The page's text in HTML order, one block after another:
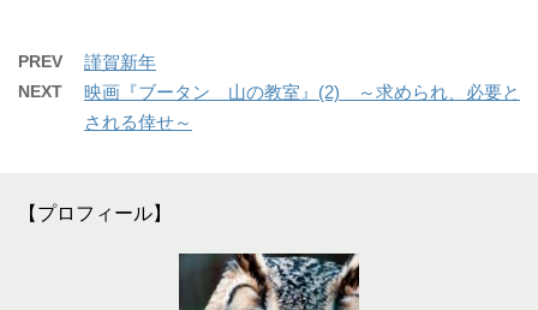
PREV 謹賀新年
NEXT
映画『ブータン 山の教室』(2) ～求められ、必要と
される倖せ～
【プロフィール】